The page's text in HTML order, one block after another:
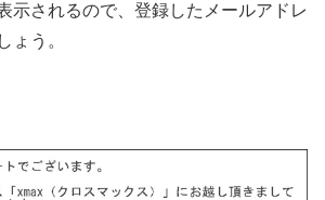
示されるので、登録したメールアドレ
ょう。